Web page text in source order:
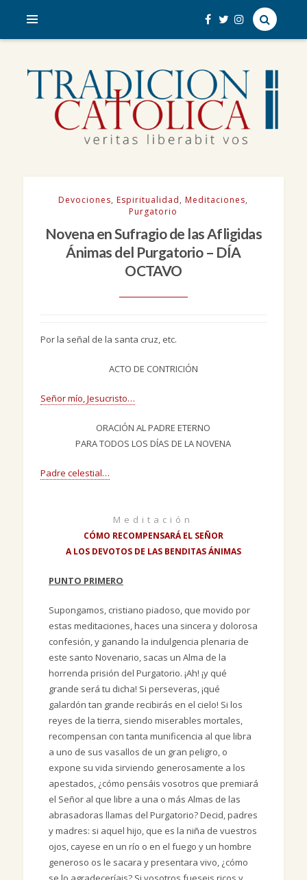
Devociones, Espiritualidad, Meditaciones,
Purgatorio
Novena en Sufragio de las Afligidas
Ánimas del Purgatorio – DÍA
OCTAVO
Por la señal de la santa cruz, etc.
ACTO DE CONTRICIÓN
Señor mío, Jesucristo…
ORACIÓN AL PADRE ETERNO
PARA TODOS LOS DÍAS DE LA NOVENA
Padre celestial…
Meditación
CÓMO RECOMPENSARÁ EL SEÑOR
A LOS DEVOTOS DE LAS BENDITAS ÁNIMAS
PUNTO PRIMERO
Supongamos, cristiano piadoso, que movido por
estas meditaciones, haces una sincera y dolorosa
confesión, y ganando la indulgencia plenaria de
este santo Novenario, sacas un Alma de la
horrenda prisión del Purgatorio. ¡Ah! ¡y qué
grande será tu dicha! Si perseveras, ¡qué
galardón tan grande recibirás en el cielo! Si los
reyes de la tierra, siendo miserables mortales,
recompensan con tanta munificencia al que libra
a uno de sus vasallos de un gran peligro, o
expone su vida sirviendo generosamente a los
apestados, ¿cómo pensáis vosotros que premiará
el Señor al que libre a una o más Almas de las
abrasadoras llamas del Purgatorio? Decid, padres
y madres: si aquel hijo, que es la niña de vuestros
ojos, cayese en un río o en el fuego y un hombre
generoso os le sacara y presentara vivo, ¿cómo